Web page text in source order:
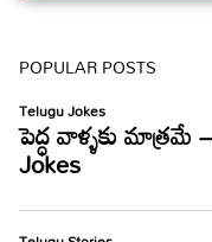
POPULAR POSTS